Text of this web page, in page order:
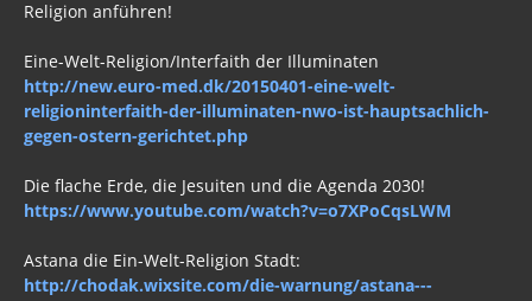
http://new.euro-med.dk/20150401-eine-welt-
religioninterfaith-der-illuminaten-nwo-ist-hauptsachlich-
gegen-ostern-gerichtet.php
https://www.youtube.com/watch?v=o7XPoCqsLWM
http://chodak.wixsite.com/die-warnung/astana---
hauptstadt-von-der-ein-welt-religion